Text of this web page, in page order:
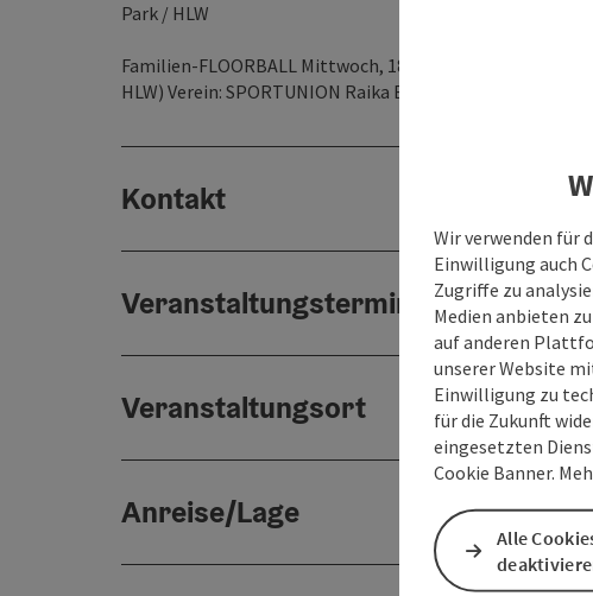
Park / HLW
Familien-FLOORBALL Mittwoch, 18.30–19.30 Uhr 17.06.
HLW) Verein: SPORTUNION Raika Bad Ischl Kursleitung:
Kontakt
Veranstaltungstermin/e
Veranstaltungsort
Anreise/Lage
Wir verwenden für
Einwilligung auch
Zugriffe zu
Medien anbieten
auf anderen
unserer Website
Einwilligung zu
für die Zukunft
eingesetzten
Cookie Banner.
Alle